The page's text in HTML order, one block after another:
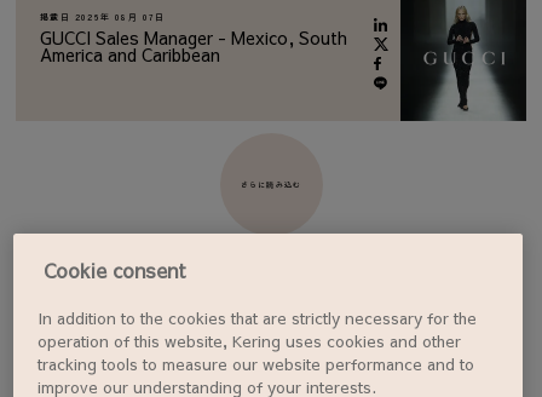
掲載日 2026年 08月 07日
GUCCI Sales Manager - Mexico, South
America and Caribbean
さらに読み込む
ジョブアラートを設定する
Cookie consent
In addition to the cookies that are strictly necessary for the
operation of this website, Kering uses cookies and other
tracking tools to measure our website performance and to
improve our understanding of your interests.